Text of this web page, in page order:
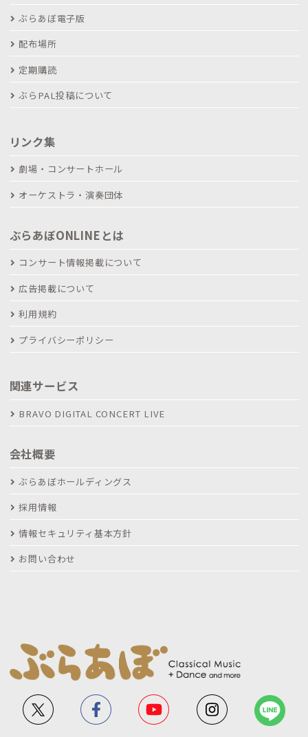
ぶらあぼ電子版
配布場所
定期購読
ぶらPAL投稿について
リンク集
劇場・コンサートホール
オーケストラ・演奏団体
ぶらあぼONLINEとは
コンサート情報掲載について
広告掲載について
利用規約
プライバシーポリシー
関連サービス
BRAVO DIGITAL CONCERT LIVE
会社概要
ぶらあぼホールディングス
採用情報
情報セキュリティ基本方針
お問い合わせ